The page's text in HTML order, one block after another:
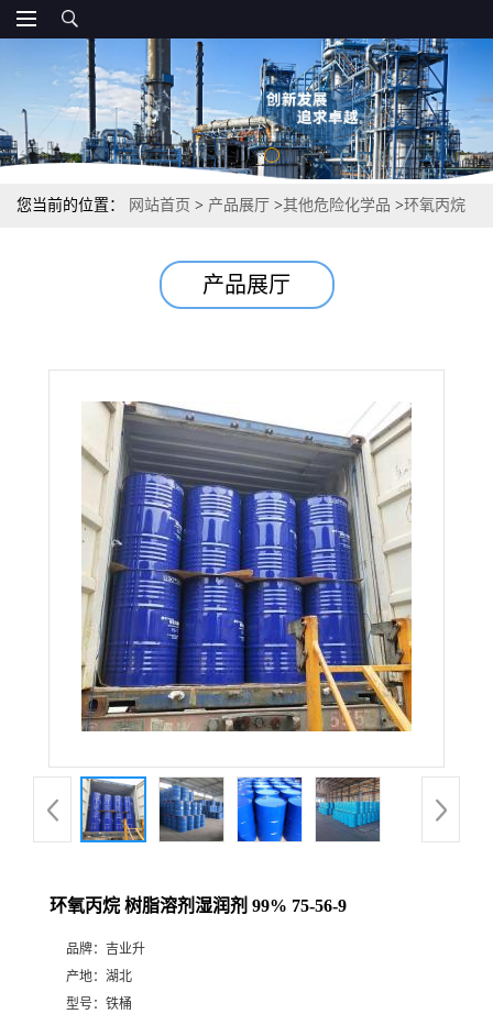
您当前的位置： 网站首页 > 产品展厅 >其他危险化学品 >环氧丙烷
产品展厅
环氧丙烷 树脂溶剂湿润剂 99% 75-56-9
品牌： 吉业升
产地： 湖北
型号： 铁桶